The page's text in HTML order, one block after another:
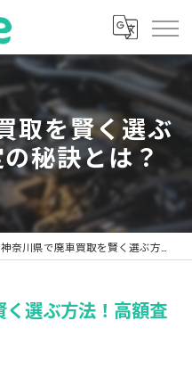
取を賢く選ぶ
秘訣とは？
神奈川県で廃車買取を賢く選ぶ方法！高額査定の秘訣とは？
選ぶ方法！高額査